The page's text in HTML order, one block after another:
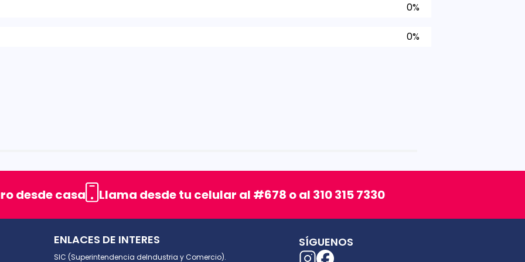
0%
0%
desde casa Llama desde tu celular al #678 o al 310 315 7330
ENLACES DE INTERES
SIC (Superintendencia deIndustria y Comercio).
SÍGUENOS